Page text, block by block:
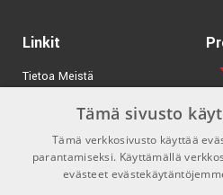
perustettu yhtiö on tänään
rumpukapuloiden ja mallettien
Mr. Firth, oli ollut Boston
lyömäsoittajana 12 vuotta ja
Linkit
Tietoa Meistä
Tuotemerkit
Kirjaudu
GDPR & Cookies
Tämä sivusto
Tämä verkkosivusto käyttää
parantamiseksi. Käyttämällä
evästeet